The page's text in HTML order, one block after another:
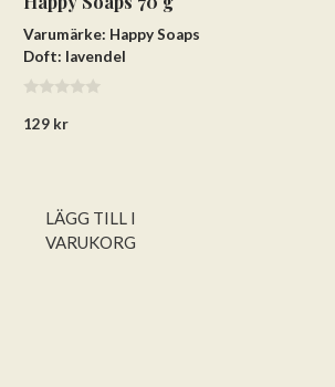
Varumärke: Happy Soaps
Doft: lavendel
a
129 kr
LÄGG TILL I
VARUKORG